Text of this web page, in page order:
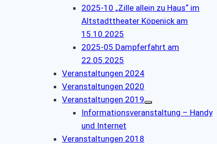
2025-10 „Zille allein zu Haus“ im
Altstadttheater Köpenick am
15.10.2025
2025-05 Dampferfahrt am
22.05.2025
Veranstaltungen 2024
Veranstaltungen 2020
Veranstaltungen 2019
Informationsveranstaltung – Handy
und Internet
Veranstaltungen 2018